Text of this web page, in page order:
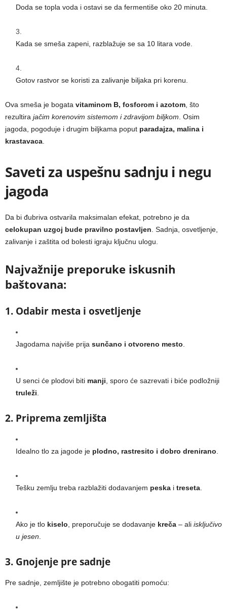
Doda se topla voda i ostavi se da fermentiše oko 20 minuta.
Kada se smeša zapeni, razblažuje se sa 10 litara vode.
Gotov rastvor se koristi za zalivanje biljaka pri korenu.
Ova smeša je bogata vitaminom B, fosforom i azotom, što
rezultira jačim korenovim sistemom i zdravijom biljkom. Osim
jagoda, pogoduje i drugim biljkama poput paradajza, malina i
krastavaca.
Saveti za uspešnu sadnju i negu
jagoda
Da bi đubriva ostvarila maksimalan efekat, potrebno je da
celokupan uzgoj bude pravilno postavljen. Sadnja, osvetljenje,
zalivanje i zaštita od bolesti igraju ključnu ulogu.
Najvažnije preporuke iskusnih
baštovana:
1. Odabir mesta i osvetljenje
Jagodama najviše prija sunčano i otvoreno mesto.
U senci će plodovi biti manji, sporo će sazrevati i biće podložniji
truleži.
2. Priprema zemljišta
Idealno tlo za jagode je plodno, rastresito i dobro drenirano.
Tešku zemlju treba razblažiti dodavanjem peska i treseta.
Ako je tlo kiselo, preporučuje se dodavanje kreča – ali isključivo
u jesen.
3. Gnojenje pre sadnje
Pre sadnje, zemljište je potrebno obogatiti pomoću: